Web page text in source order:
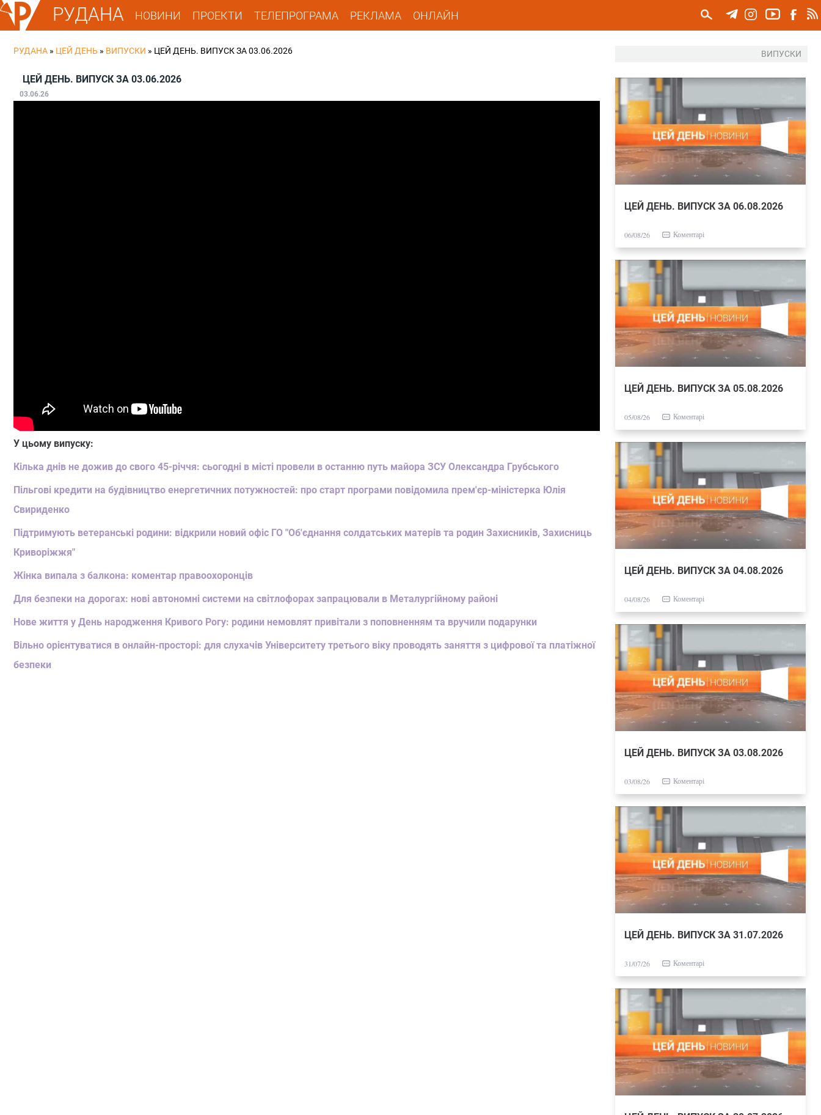
РУДАНА НОВИНИ ПРОЕКТИ ТЕЛЕПРОГРАМА РЕКЛАМА ОНЛАЙН
РУДАНА » ЦЕЙ ДЕНЬ » ВИПУСКИ » ЦЕЙ ДЕНЬ. ВИПУСК ЗА 03.06.2026
ЦЕЙ ДЕНЬ. ВИПУСК ЗА 03.06.2026
03.06.26
У цьому випуску:
Кілька днів не дожив до свого 45-річчя: сьогодні в місті провели в останню путь майора ЗСУ Олександра Грубського
Пільгові кредити на будівництво енергетичних потужностей: про старт програми повідомила прем'єр-міністерка Юлія
Свириденко
Підтримують ветеранські родини: відкрили новий офіс ГО "Об'єднання солдатських матерів та родин Захисників, Захисниць
Криворіжжя"
Жінка випала з балкона: коментар правоохоронців
Для безпеки на дорогах: нові автономні системи на світлофорах запрацювали в Металургійному районі
Нове життя у День народження Кривого Рогу: родини немовлят привітали з поповненням та вручили подарунки
Вільно орієнтуватися в онлайн-просторі: для слухачів Університету третього віку проводять заняття з цифрової та платіжної
безпеки
ВИПУСКИ
ЦЕЙ ДЕНЬ. ВИПУСК ЗА 06.08.2026
06/08/26 Коментарі
ЦЕЙ ДЕНЬ. ВИПУСК ЗА 05.08.2026
05/08/26 Коментарі
ЦЕЙ ДЕНЬ. ВИПУСК ЗА 04.08.2026
04/08/26 Коментарі
ЦЕЙ ДЕНЬ. ВИПУСК ЗА 03.08.2026
03/08/26 Коментарі
ЦЕЙ ДЕНЬ. ВИПУСК ЗА 31.07.2026
31/07/26 Коментарі